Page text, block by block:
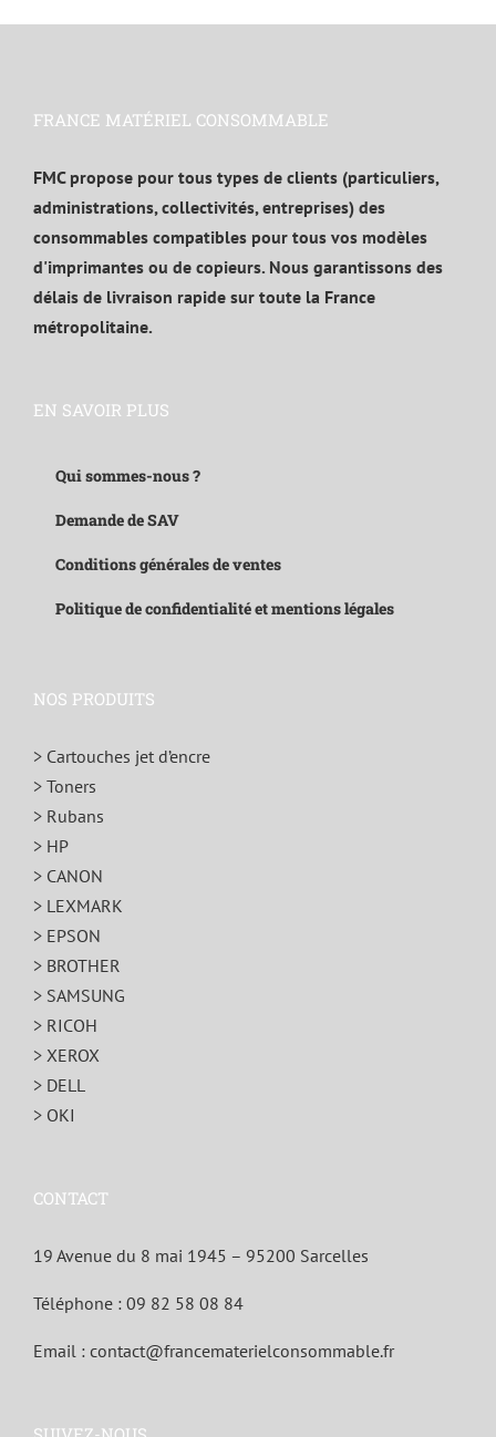
FRANCE MATÉRIEL CONSOMMABLE
FMC propose pour tous types de clients (particuliers,
administrations, collectivités, entreprises) des
consommables compatibles pour tous vos modèles
d'imprimantes ou de copieurs. Nous garantissons des
délais de livraison rapide sur toute la France
métropolitaine.
EN SAVOIR PLUS
Qui sommes-nous ?
Demande de SAV
Conditions générales de ventes
Politique de confidentialité et mentions légales
NOS PRODUITS
> Cartouches jet d’encre
> Toners
> Rubans
> HP
> CANON
> LEXMARK
> EPSON
> BROTHER
> SAMSUNG
> RICOH
> XEROX
> DELL
> OKI
CONTACT
19 Avenue du 8 mai 1945 – 95200 Sarcelles
Téléphone : 09 82 58 08 84
Email : contact@francematerielconsommable.fr